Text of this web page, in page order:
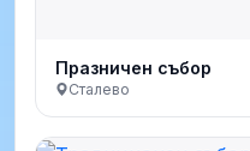
Празничен събор
Сталево